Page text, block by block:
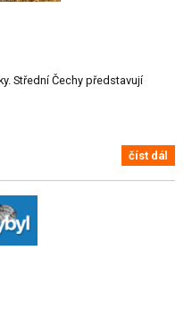
Střední Čechy představují
číst dál